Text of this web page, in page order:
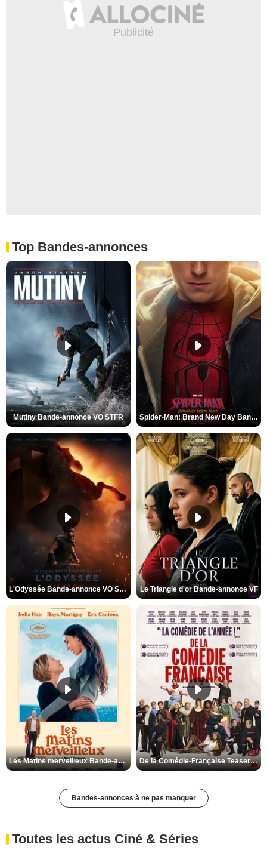
Top Bandes-annonces
Mutiny Bande-annonce VO STFR Spider-Man: Brand New Day Bande-annonce VO STFR
L'Odyssée Bande-annonce VO STFR Le Triangle d'or Bande-annonce VF
Les Matins merveilleux Bande-annonce VF De la Comédie-Française Teaser VF
Bandes-annonces à ne pas manquer
Toutes les actus Ciné & Séries